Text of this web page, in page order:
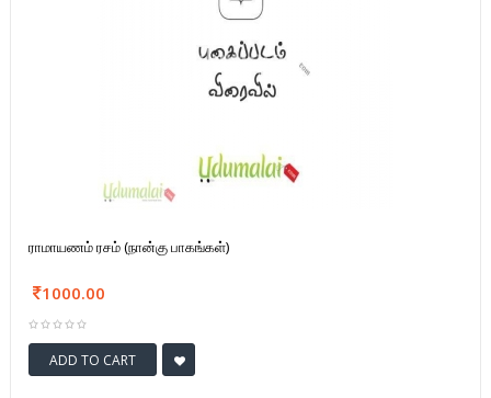
ராமாயணம் ரசம் (நான்கு பாகங்கள்)
1000.00
ADD TO CART